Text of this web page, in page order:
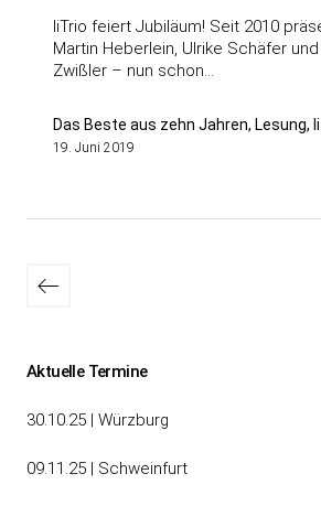
liTrio feiert Jubiläum! Seit 2010
Martin Heberlein, Ulrike Schäfer
Zwißler – nun schon…
Das Beste aus zehn Jahren, Lesung,
19. Juni 2019
derBeiträge
Aktuelle Termine
30.10.25 | Würzburg
09.11.25 | Schweinfurt